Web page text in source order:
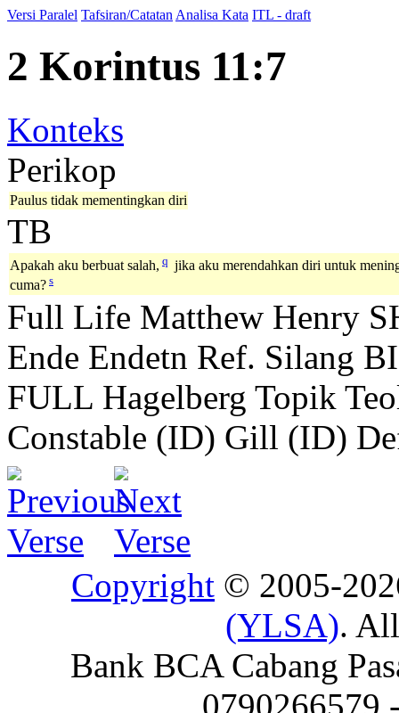
Versi Paralel Tafsiran/Catatan Analisa Kata ITL - draft
2 Korintus 11:7
Konteks
Perikop
Paulus tidak mementingkan diri
TB
Apakah aku berbuat salah, q jika aku merendahkan diri untuk
cuma? s
Full Life Matthew Henry
Ende Endetn Ref. Silang
FULL Hagelberg Topik
Constable (ID) Gill (ID)
Copyright © 2005-
(YLSA).
Bank BCA Cabang
0790266579